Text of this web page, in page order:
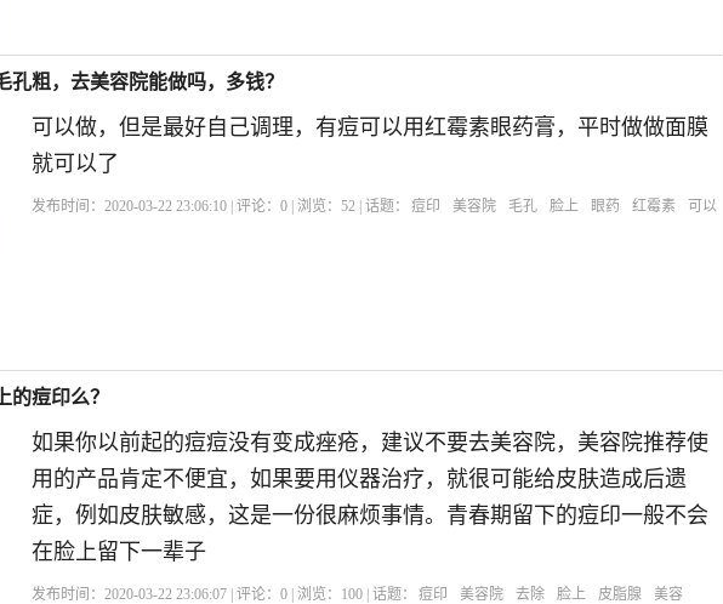
孔粗，去美容院能做吗，多钱？
可以做，但是最好自己调理，有痘可以用红霉素眼药膏，平时做做面膜
就可以了
发布时间：2020-03-22 23:06:10 | 评论：0 | 浏览：52 | 话题： 痘印 美容院 毛孔 脸上 眼药 红霉素
可以
的痘印么？
如果你以前起的痘痘没有变成痤疮，建议不要去美容院，美容院推荐使
用的产品肯定不便宜，如果要用仪器治疗，就很可能给皮肤造成后遗
症，例如皮肤敏感，这是一份很麻烦事情。青春期留下的痘印一般不会
在脸上留下一辈子
发布时间：2020-03-22 23:06:07 | 评论：0 | 浏览： 100 | 话题： 痘印 美容院 去除 脸上 皮脂腺
美容